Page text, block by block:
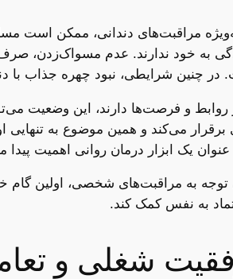
مراقبت‌های دندانی، ممکن است
به خود ندارند. عدم مسواک‌زدن،
شرایطی، نبود چهره جذاب با
و فرصت‌ها دارند، این وضعیت
می‌کند و همین موضوع به
یک ابزار درمان روانی اهمیت پیدا
توجه به مراقبت‌های شخصی، اولین
به نفس کمک کند.
شغلی و